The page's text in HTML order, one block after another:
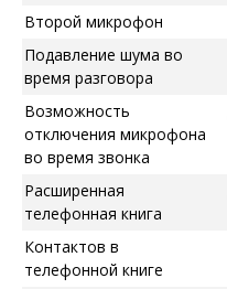
Второй микрофон
Подавление шума во
время разговора
Возможность
отключения микрофона
во время звонка
Расширенная
телефонная книга
Контактов в
телефонной книге